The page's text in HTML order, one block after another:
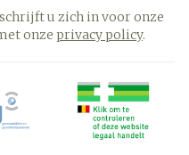
u zich in voor onze
onze privacy policy.